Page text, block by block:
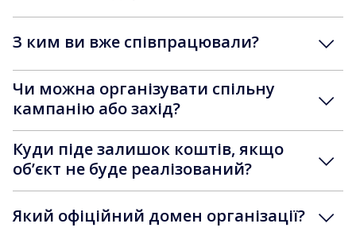
З ким ви вже співпрацювали?
Чи можна організувати спільну
кампанію або захід?
Куди піде залишок коштів, якщо
обʼєкт не буде реалізований?
Який офіційний домен організації?